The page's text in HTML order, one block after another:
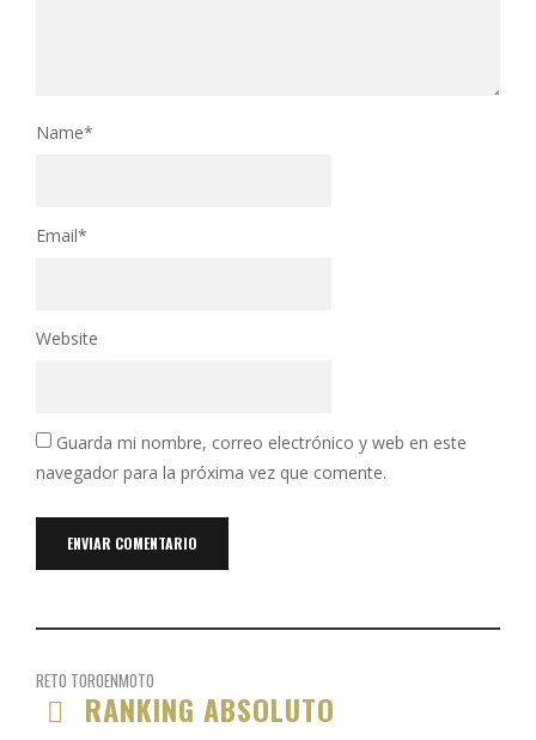
Name*
Email*
Website
Guarda mi nombre, correo electrónico y web en este
navegador para la próxima vez que comente.
RETO TOROENMOTO
RANKING ABSOLUTO